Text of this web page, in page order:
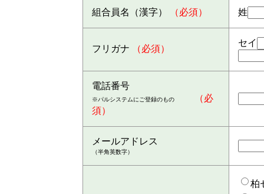
組合員名（漢字） （必須） 姓
フリガナ （必須）
セイ
電話番号
※パルシステムにご登録のもの
（必
須）
メールアドレス
（半角英数字）
柏